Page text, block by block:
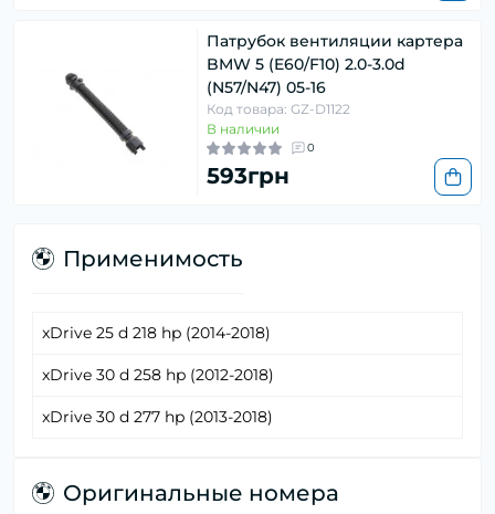
Патрубок вентиляции картера
BMW 5 (E60/F10) 2.0-3.0d
(N57/N47) 05-16
Код товара: GZ-D1122
В наличии
0
593грн
Применимость
xDrive 25 d 218 hp (2014-2018)
xDrive 30 d 258 hp (2012-2018)
xDrive 30 d 277 hp (2013-2018)
Оригинальные номера